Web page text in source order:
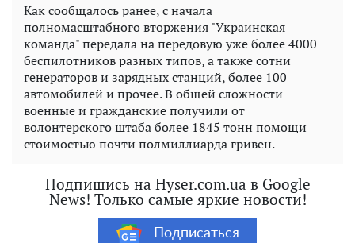
Как сообщалось ранее, с начала
полномасштабного вторжения "Украинская
команда" передала на передовую уже более 4000
беспилотников разных типов, а также сотни
генераторов и зарядных станций, более 100
автомобилей и прочее. В общей сложности
военные и гражданские получили от
волонтерского штаба более 1845 тонн помощи
стоимостью почти полмиллиарда гривен.
Подпишись на Hyser.com.ua в Google
News! Только самые яркие новости!
Подписаться